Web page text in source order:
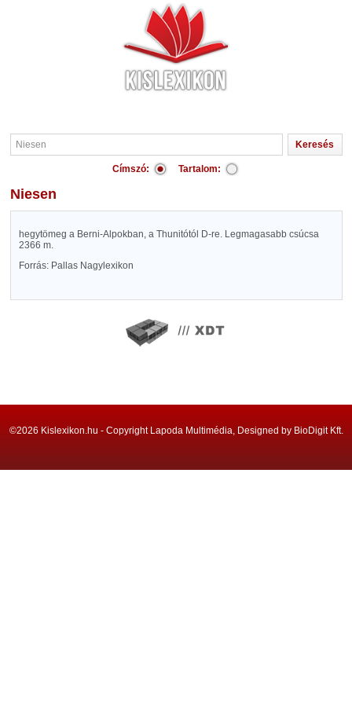
Címszó: Tartalom:
Niesen
hegytömeg a Berni-Alpokban, a Thunitótól D-re. Legmagasabb csúcsa
2366 m.
Forrás: Pallas Nagylexikon
©2026 Kislexikon.hu - Copyright Lapoda Multimédia, Designed by BioDigit Kft.